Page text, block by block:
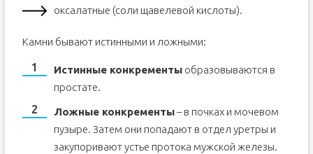
оксалатные (соли щавелевой кислоты).
Камни бывают истинными и ложными:
Истинные конкрементыобразовываются в
простате.
Ложные конкременты– в почках и мочевом
пузыре. Затем они попадают в отдел уретры и
закупоривают устье протока мужской железы.